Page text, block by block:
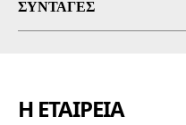
ΣΥΝΤΑΓΈΣ
Η ΕΤΑΙΡΕΙΑ